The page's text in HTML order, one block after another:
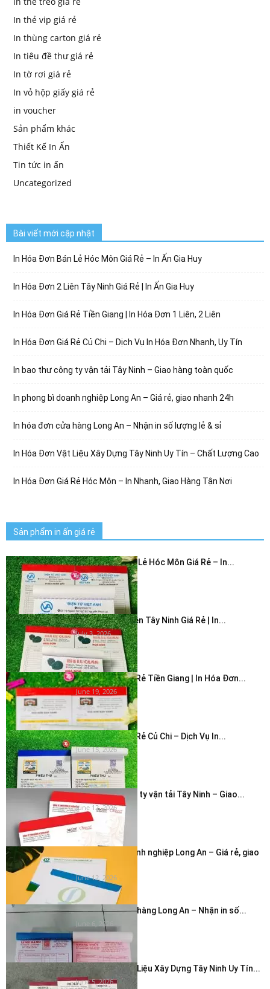
In thẻ vip giá rẻ
In thùng carton giá rẻ
In tiêu đề thư giá rẻ
In tờ rơi giá rẻ
In vỏ hộp giấy giá rẻ
in voucher
Sản phẩm khác
Thiết Kế In Ấn
Tin tức in ấn
Uncategorized
Bài viết mới cập nhật
In Hóa Đơn Bán Lẻ Hóc Môn Giá Rẻ – In Ấn Gia Huy
In Hóa Đơn 2 Liên Tây Ninh Giá Rẻ | In Ấn Gia Huy
In Hóa Đơn Giá Rẻ Tiền Giang | In Hóa Đơn 1 Liên, 2 Liên
In Hóa Đơn Giá Rẻ Củ Chi – Dịch Vụ In Hóa Đơn Nhanh, Uy Tín
In bao thư công ty vận tải Tây Ninh – Giao hàng toàn quốc
In phong bì doanh nghiệp Long An – Giá rẻ, giao nhanh 24h
In hóa đơn cửa hàng Long An – Nhận in số lượng lẻ & sỉ
In Hóa Đơn Vật Liệu Xây Dựng Tây Ninh Uy Tín – Chất Lượng Cao
In Hóa Đơn Giá Rẻ Hóc Môn – In Nhanh, Giao Hàng Tận Nơi
Sản phẩm in ấn giá rẻ
In Hóa Đơn Bán Lẻ Hóc Môn Giá Rẻ – In...
July 3, 2026
In Hóa Đơn 2 Liên Tây Ninh Giá Rẻ | In...
July 3, 2026
In Hóa Đơn Giá Rẻ Tiền Giang | In Hóa Đơn...
June 19, 2026
In Hóa Đơn Giá Rẻ Củ Chi – Dịch Vụ In...
June 15, 2026
In bao thư công ty vận tải Tây Ninh – Giao...
June 12, 2026
In phong bì doanh nghiệp Long An – Giá rẻ, giao
nhanh...
June 12, 2026
In hóa đơn cửa hàng Long An – Nhận in số...
June 6, 2026
In Hóa Đơn Vật Liệu Xây Dựng Tây Ninh Uy Tín...
June 5, 2026